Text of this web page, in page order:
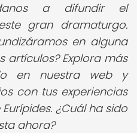
a difundir el
gran dramaturgo.
en alguna
artículos? Explora más
en nuestra web y
con tus experiencias
¿Cuál ha sido
ahora?